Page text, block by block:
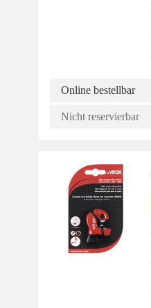
Online bestellbar
Nicht reservierbar